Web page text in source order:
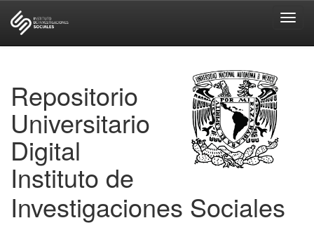
Repositorio
Universitario
Digital
Instituto de
Investigaciones Sociales